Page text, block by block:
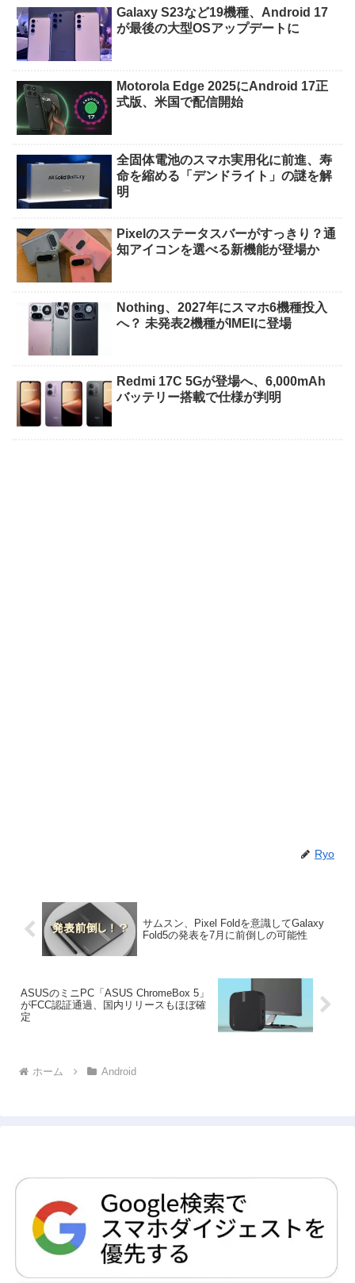
Galaxy S23など19機種、Android 17
が最後の大型OSアップデートに
Motorola Edge 2025にAndroid 17正
式版、米国で配信開始
全固体電池のスマホ実用化に前進、寿
命を縮める「デンドライト」の謎を解
明
Pixelのステータスバーがすっきり？通
知アイコンを選べる新機能が登場か
Nothing、2027年にスマホ6機種投入
へ？ 未発表2機種がIMEIに登場
Redmi 17C 5Gが登場へ、6,000mAh
バッテリー搭載で仕様が判明
Ryo
サムスン、Pixel Foldを意識してGalaxy
Fold5の発表を7月に前倒しの可能性
ASUSのミニPC「ASUS ChromeBox 5」
がFCC認証通過、国内リリースもほぼ確
定
ホーム Android